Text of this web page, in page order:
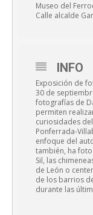
Museo del
Calle alcalde
INFO
Exposición de
30 de
fotografías de
permiten
curiosidades
Ponferrada-
enfoque del
también, ha
Sil, las
de León o
de los barrios
durante las